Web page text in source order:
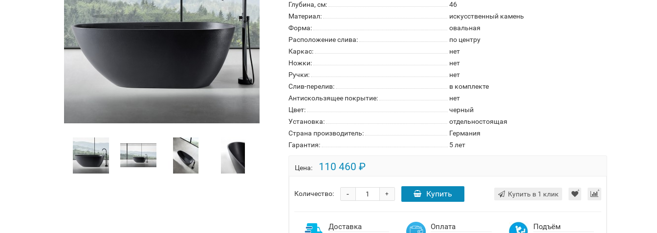
Глубина, см:
46
Материал:
искусственный камень
Форма:
овальная
Расположение слива:
по центру
Каркас:
нет
Ножки:
нет
Ручки:
нет
Слив-перелив:
в комплекте
Антискользящее покрытие:
нет
Цвет:
черный
Установка:
отдельностоящая
Страна производитель:
Германия
Гарантия:
5 лет
Цена: 110 460 ₽
Количество: +
- Купить Купить в 1 клик
Доставка Оплата Подъём